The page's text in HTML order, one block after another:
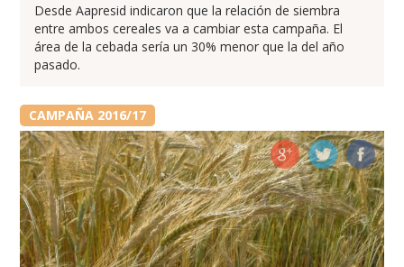
Desde Aapresid indicaron que la relación de siembra
entre ambos cereales va a cambiar esta campaña. El
área de la cebada sería un 30% menor que la del año
pasado.
CAMPAÑA 2016/17